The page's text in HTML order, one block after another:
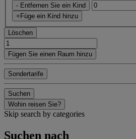
- Entfernen Sie ein Kind
+Füge ein Kind hinzu
Löschen
Fügen Sie einen Raum hinzu
Sondertarife
Suchen
Wohin reisen Sie?
Skip search by categories
Suchen nach